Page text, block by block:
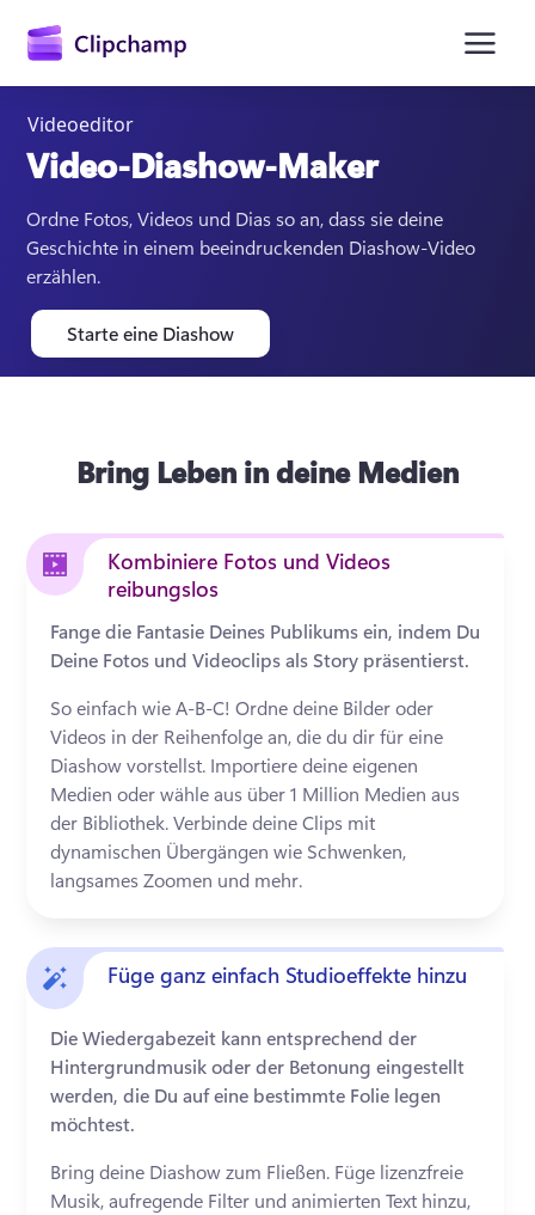
Videoeditor
Video-Diashow-Maker
Ordne Fotos, Videos und Dias so an, dass sie deine
Geschichte in einem beeindruckenden Diashow-Video
erzählen.
Starte eine Diashow
Bring Leben in deine Medien
Kombiniere Fotos und Videos
reibungslos
Fange die Fantasie Deines Publikums ein, indem Du
Deine Fotos und Videoclips als Story präsentierst.
So einfach wie A-B-C! Ordne deine Bilder oder
Videos in der Reihenfolge an, die du dir für eine
Diashow vorstellst. Importiere deine eigenen
Medien oder wähle aus über 1 Million Medien aus
der Bibliothek. Verbinde deine Clips mit
dynamischen Übergängen wie Schwenken,
langsames Zoomen und mehr.
Füge ganz einfach Studioeffekte hinzu
Die Wiedergabezeit kann entsprechend der
Hintergrundmusik oder der Betonung eingestellt
werden, die Du auf eine bestimmte Folie legen
möchtest.
Bring deine Diashow zum Fließen. Füge lizenzfreie
Musik, aufregende Filter und animierten Text hinzu,